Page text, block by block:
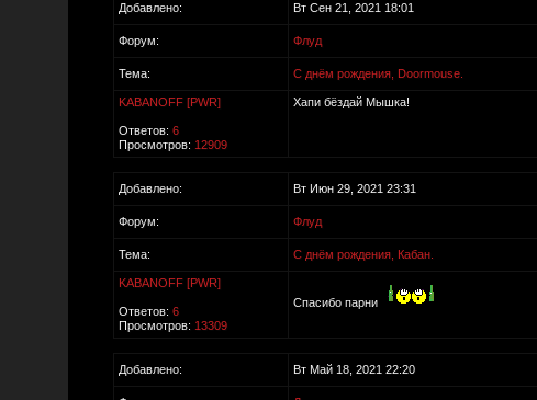
Добавлено: Вт Сен 21, 2021 18:01
Форум: Флуд
Тема: С днём рождения, Doormouse.
KABANOFF [PWR]
Ответов: 6
Просмотров: 12909
Хапи бёздай Мышка!
Добавлено: Вт Июн 29, 2021 23:31
Форум: Флуд
Тема: С днём рождения, Кабан.
KABANOFF [PWR]
Ответов: 6
Просмотров: 13309
Спасибо парни
Добавлено: Вт Май 18, 2021 22:20